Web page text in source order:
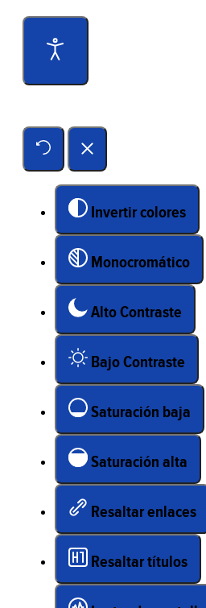
Invertir colores
Monocromático
Alto Contraste
Bajo Contraste
Saturación baja
Saturación alta
Resaltar enlaces
Resaltar títulos